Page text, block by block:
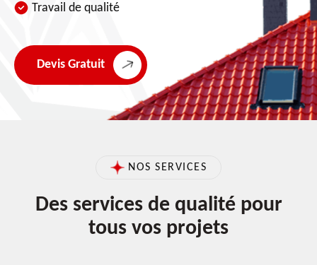
Travail de qualité
Devis Gratuit
NOS SERVICES
Des services de qualité pour
tous vos projets